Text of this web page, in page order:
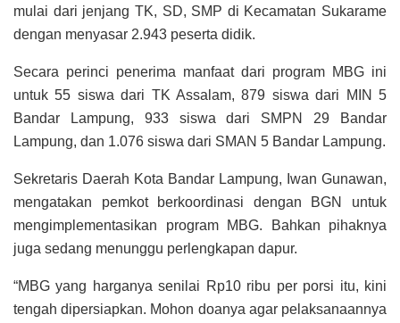
mulai dari jenjang TK, SD, SMP di Kecamatan Sukarame
dengan menyasar 2.943 peserta didik.
Secara perinci penerima manfaat dari program MBG ini
untuk 55 siswa dari TK Assalam, 879 siswa dari MIN 5
Bandar Lampung, 933 siswa dari SMPN 29 Bandar
Lampung, dan 1.076 siswa dari SMAN 5 Bandar Lampung.
Sekretaris Daerah Kota Bandar Lampung, Iwan Gunawan,
mengatakan pemkot berkoordinasi dengan BGN untuk
mengimplementasikan program MBG. Bahkan pihaknya
juga sedang menunggu perlengkapan dapur.
“MBG yang harganya senilai Rp10 ribu per porsi itu, kini
tengah dipersiapkan. Mohon doanya agar pelaksanaannya